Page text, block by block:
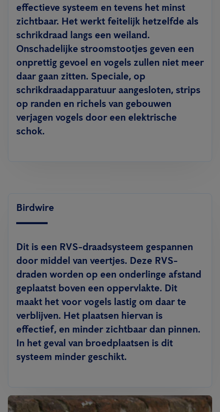
effectieve systeem en tevens het minst
zichtbaar. Het werkt feitelijk hetzelfde als
schrikdraad langs een weiland.
Onschadelijke stroomstootjes geven een
onprettig gevoel en vogels zullen niet meer
daar gaan zitten. Speciale, op
schrikdraadapparatuur aangesloten, strips
op randen en richels van gebouwen
verjagen vogels door een elektrische
schok.
Birdwire
Dit is een RVS-draadsysteem gespannen
door middel van veertjes. Deze RVS-
draden worden op een onderlinge afstand
geplaatst boven een oppervlakte. Dit
maakt het voor vogels lastig om daar te
verblijven. Het plaatsen hiervan is
effectief, en minder zichtbaar dan pinnen.
In het geval van broedplaatsen is dit
systeem minder geschikt.